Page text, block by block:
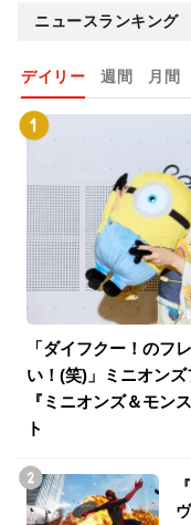
ニュースランキング
デイリー 週間 月間
「ダイフクー！のフ
い！(笑)」ミニオン
『ミニオンズ＆モン
ト